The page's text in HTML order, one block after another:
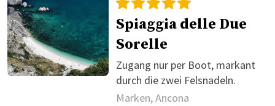
Spiaggia delle Due
Sorelle
Zugang nur per Boot, markant
durch die zwei Felsnadeln.
Marken, Ancona